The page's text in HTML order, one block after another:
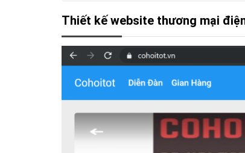
Thiết kế website thương mại